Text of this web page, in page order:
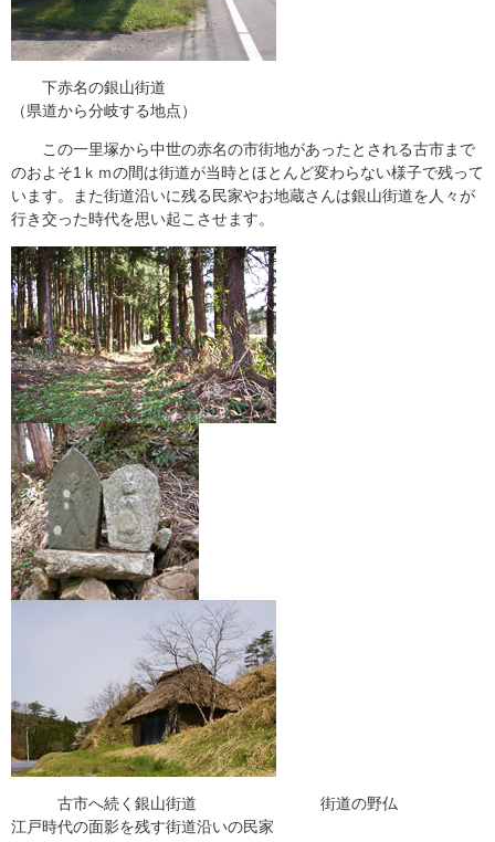
下赤名の銀山街道
（県道から分岐する地点）
この一里塚から中世の赤名の市街地があったとされる古市まで
のおよそ1ｋｍの間は街道が当時とほとんど変わらない様子で残って
います。また街道沿いに残る民家やお地蔵さんは銀山街道を人々が
行き交った時代を思い起こさせます。
古市へ続く銀山街道 街道の野仏
江戸時代の面影を残す街道沿いの民家